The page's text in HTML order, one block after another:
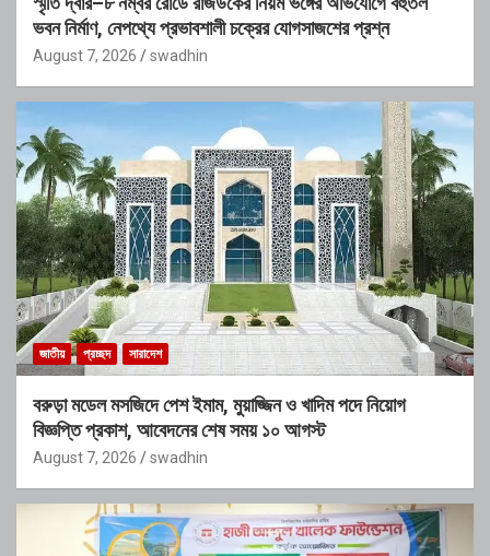
ভবন নির্মাণ, নেপথ্যে প্রভাবশালী চক্রের যোগসাজশের প্রশ্ন
August 7, 2026 swadhin
জাতীয় প্রচ্ছদ সারাদেশ
বরুড়া মডেল মসজিদে পেশ ইমাম, মুয়াজ্জিন ও খাদিম পদে নিয়োগ
বিজ্ঞপ্তি প্রকাশ, আবেদনের শেষ সময় ১০ আগস্ট
August 7, 2026 swadhin